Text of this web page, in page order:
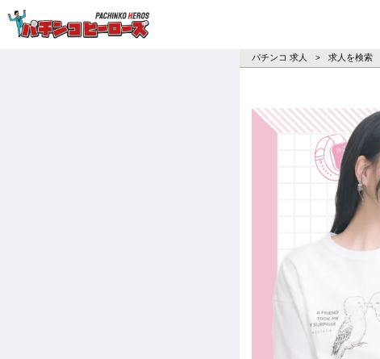
パチンコ求人・転職ならパチンコヒーローズ
パチンコ 求人 > 求人を検索